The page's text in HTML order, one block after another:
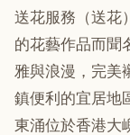
送花服務（送花
的花藝作品而聞
雅與浪漫，完美
鎮便利的宜居地
東涌位於香港大